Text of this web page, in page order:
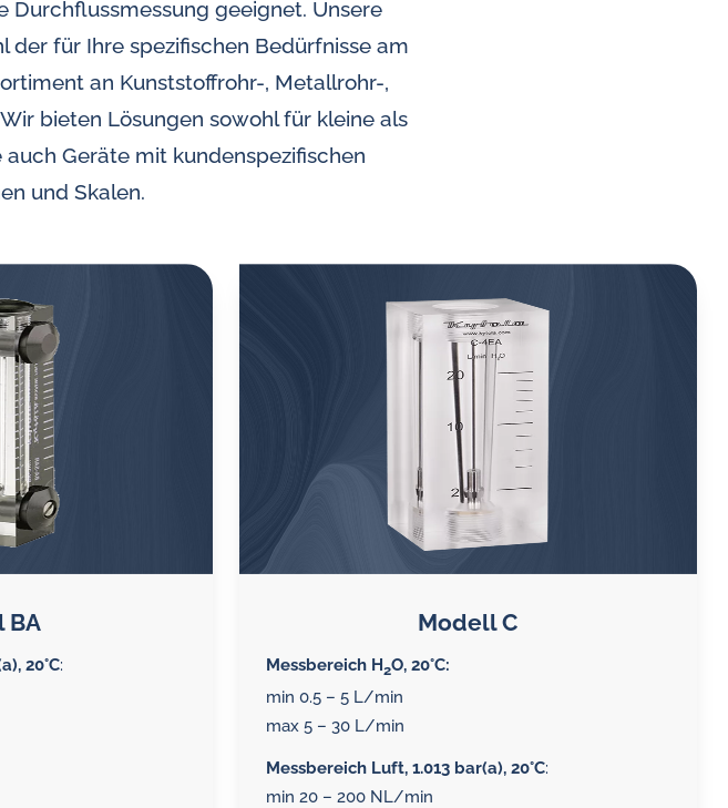
Pulsgeber
Durchflussmessung geeignet. Unsere
der für Ihre spezifischen Bedürfnisse am
an Kunststoffrohr-, Metallrohr-,
bieten Lösungen sowohl für kleine als
Geräte mit kundenspezifischen
und Skalen.
BA
20°C:
Modell C
Messbereich H2O, 20°C:
min 0.5 – 5 L/min
max 5 – 30 L/min
Messbereich Luft, 1.013 bar(a), 20°C:
min 20 – 200 NL/min